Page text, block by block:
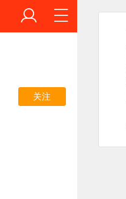
关注